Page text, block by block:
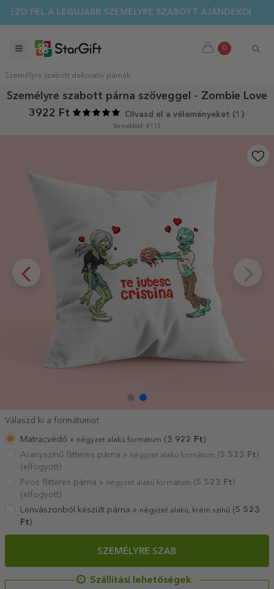
FEL A LEGÚJABB SZEMÉLYRE SZABOTT AJÁNDÉKOKAT!
0
Személyre szabott dekoratív párnák
Személyre szabott párna szöveggel - Zombie Love
3922 Ft
Olvasd el a véleményeket (1 )
Termékkód: 8112
Válaszd ki a formátumot
Matracvédő » négyzet alakú formátum ( 3 922 Ft )
Aranyszínű flitteres párna » négyzet alakú formátum (5 523 Ft )
(elfogyott)
Piros flitteres párna » négyzet alakú formátum (5 523 Ft )
(elfogyott)
Lenvászonból készült párna » négyzet alakú, krém színű (5 523
Ft )
SZEMÉLYRE SZAB
Szállítási lehetőségek